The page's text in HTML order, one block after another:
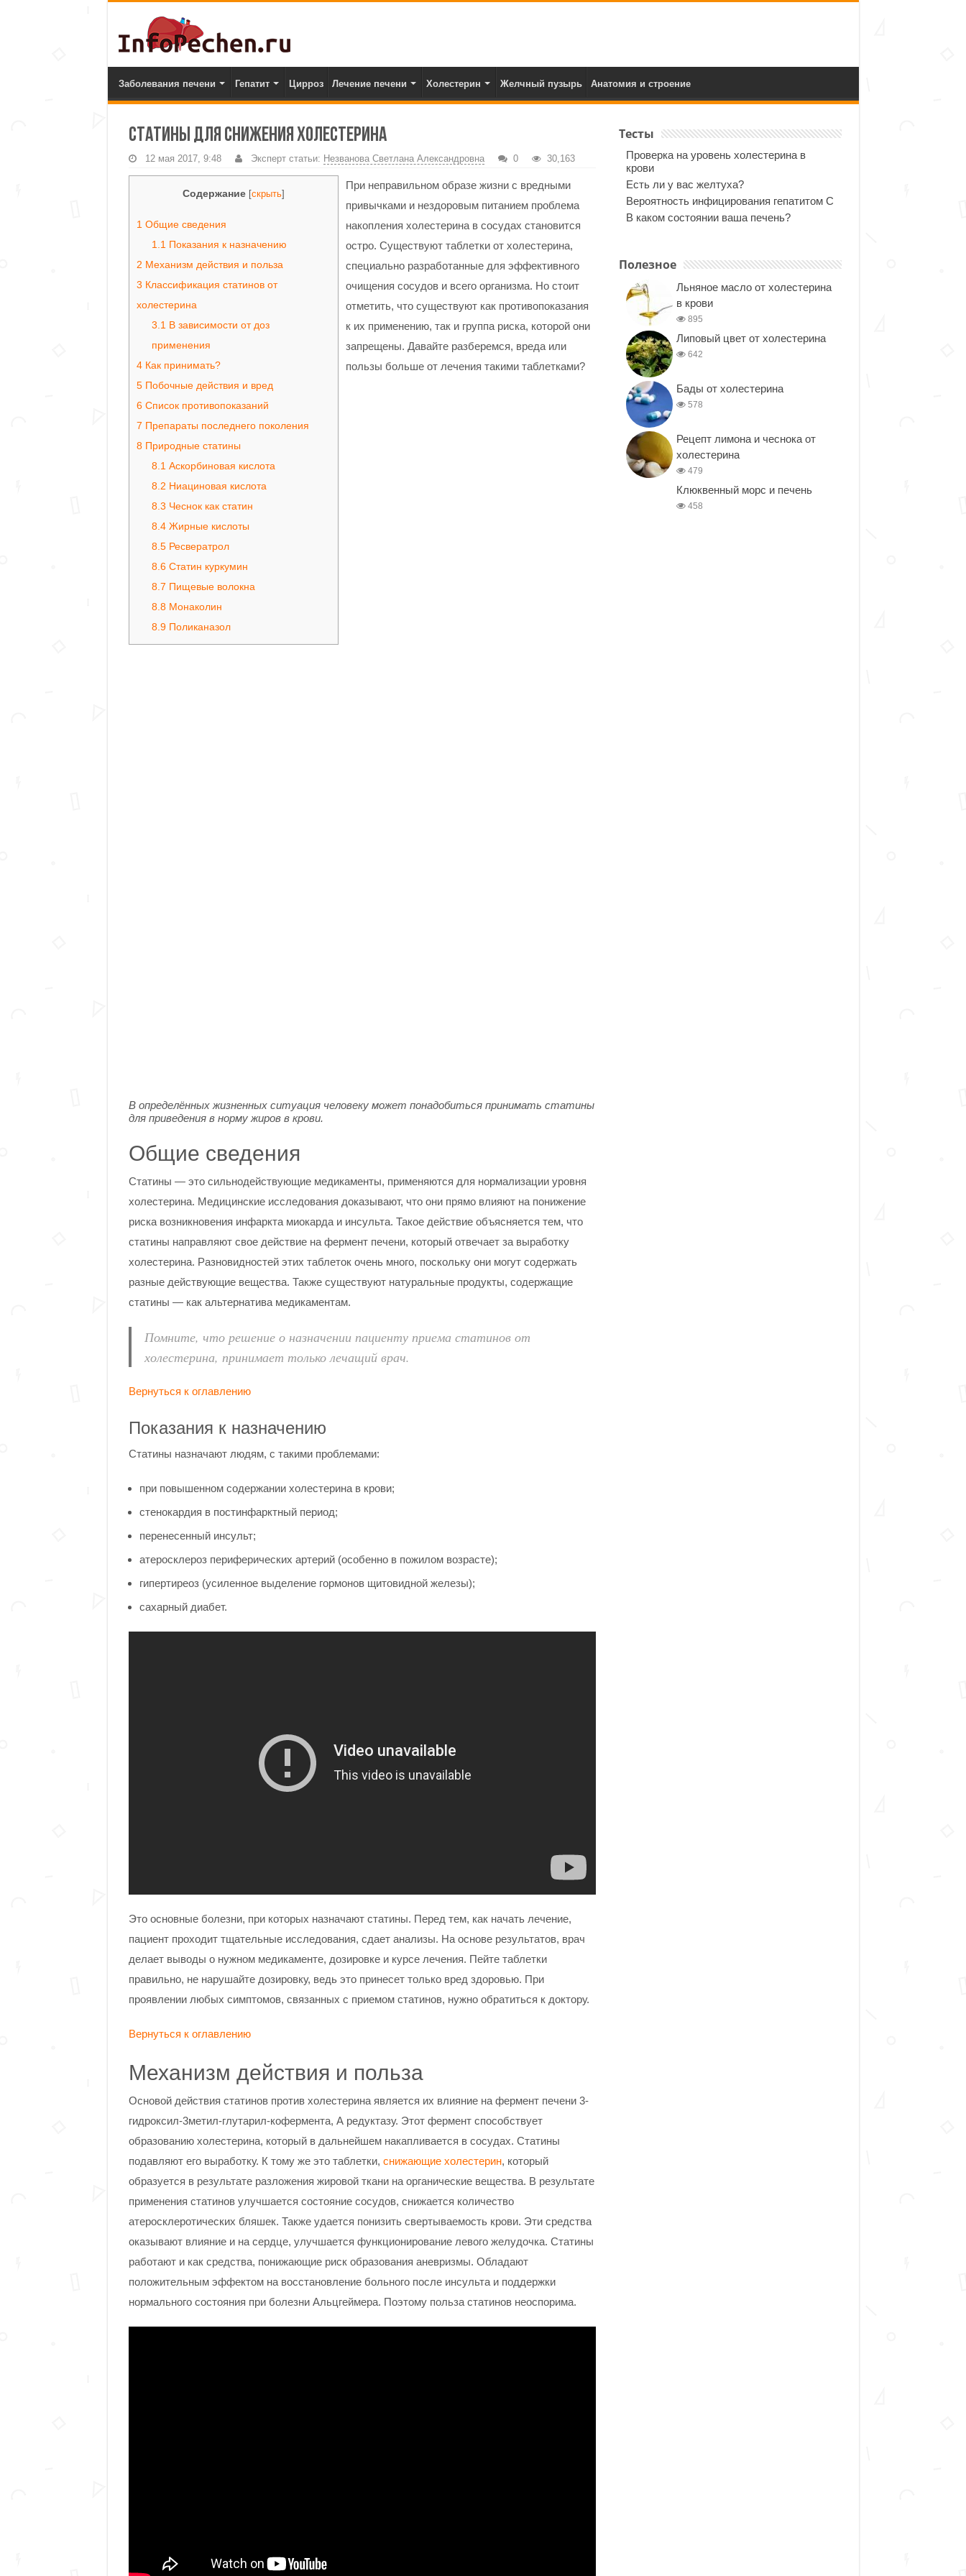
Заболевания печени Гепатит Цирроз Лечение печени Холестерин Желчный пузырь Анатомия и строение
Статины для снижения холестерина
12 мая 2017, 9:48 Эксперт статьи: Незванова Светлана Александровна 0 30,163
Содержание [скрыть]
1Общие сведения
1.1Показания к назначению
2 Механизм действия и польза
3 Классификация статинов от
холестерина
3.1В зависимости от доз
применения
4Как принимать?
5Побочные действия и вред
6Список противопоказаний
7 Препараты последнего поколения
8Природные статины
8.1Аскорбиновая кислота
8.2 Ниациновая кислота
8.3 Чеснок как статин
8.4Жирные кислоты
8.5Ресвератрол
8.6Статин куркумин
8.7 Пищевые волокна
8.8Монаколин
8.9Поликаназол
При неправильном образе жизни с вредными
привычками и нездоровым питанием проблема
накопления холестерина в сосудах становится
остро. Существуют таблетки от холестерина,
специально разработанные для эффективного
очищения сосудов и всего организма. Но стоит
отметить, что существуют как противопоказания
к их применению, так и группа риска, которой они
запрещены. Давайте разберемся, вреда или
пользы больше от лечения такими таблетками?
В определённых жизненных ситуация человеку может понадобиться принимать статины
для приведения в норму жиров в крови.
Общие сведения
Статины — это сильнодействующие медикаменты, применяются для нормализации уровня
холестерина. Медицинские исследования доказывают, что они прямо влияют на понижение
риска возникновения инфаркта миокарда и инсульта. Такое действие объясняется тем, что
статины направляют свое действие на фермент печени, который отвечает за выработку
холестерина. Разновидностей этих таблеток очень много, поскольку они могут содержать
разные действующие вещества. Также существуют натуральные продукты, содержащие
статины — как альтернатива медикаментам.
Помните, что решение о назначении пациенту приема статинов от
холестерина, принимает только лечащий врач.
Вернуться к оглавлению
Показания к назначению
Статины назначают людям, с такими проблемами:
при повышенном содержании холестерина в крови;
стенокардия в постинфарктный период;
перенесенный инсульт;
атеросклероз периферических артерий (особенно в пожилом возрасте);
гипертиреоз (усиленное выделение гормонов щитовидной железы);
сахарный диабет.
Это основные болезни, при которых назначают статины. Перед тем, как начать лечение,
пациент проходит тщательные исследования, сдает анализы. На основе результатов, врач
делает выводы о нужном медикаменте, дозировке и курсе лечения. Пейте таблетки
правильно, не нарушайте дозировку, ведь это принесет только вред здоровью. При
проявлении любых симптомов, связанных с приемом статинов, нужно обратиться к доктору.
Вернуться к оглавлению
Механизм действия и польза
Основой действия статинов против холестерина является их влияние на фермент печени 3-
гидроксил-3метил-глутарил-кофермента, А редуктазу. Этот фермент способствует
образованию холестерина, который в дальнейшем накапливается в сосудах. Статины
подавляют его выработку. К тому же это таблетки, снижающие холестерин, который
образуется в результате разложения жировой ткани на органические вещества. В результате
применения статинов улучшается состояние сосудов, снижается количество
атеросклеротических бляшек. Также удается понизить свертываемость крови. Эти средства
оказывают влияние и на сердце, улучшается функционирование левого желудочка. Статины
работают и как средства, понижающие риск образования аневризмы. Обладают
положительным эффектом на восстановление больного после инсульта и поддержки
нормального состояния при болезни Альцгеймера. Поэтому польза статинов неоспорима.
Тесты
Проверка на уровень холестерина в
крови
Есть ли у вас желтуха?
Вероятность инфицирования гепатитом С
В каком состоянии ваша печень?
Полезное
Льняное масло от холестерина
в крови
895
Липовый цвет от холестерина
642
Бады от холестерина
578
Рецепт лимона и чеснока от
холестерина
479
Клюквенный морс и печень
458